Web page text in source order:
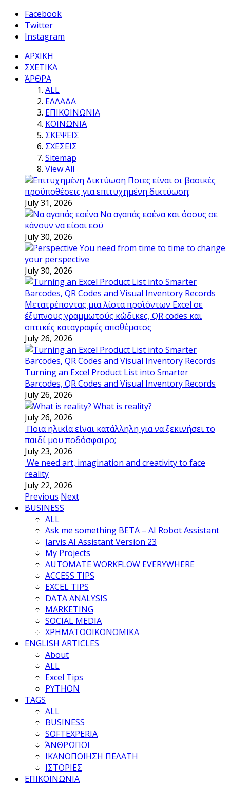
Facebook
Twitter
Instagram
ΑΡΧΙΚΗ
ΣΧΕΤΙΚΑ
ΆΡΘΡΑ
ALL
ΕΛΛΑΔΑ
ΕΠΙΚΟΙΝΩΝΙΑ
ΚΟΙΝΩΝΙΑ
ΣΚΕΨΕΙΣ
ΣΧΕΣΕΙΣ
Sitemap
View All
Ποιες είναι οι βασικές
προϋποθέσεις για επιτυχημένη δικτύωση;
July 31, 2026
Να αγαπάς εσένα και όσους σε
κάνουν να είσαι εσύ
July 30, 2026
You need from time to time to change
your perspective
July 30, 2026
Μετατρέποντας μια λίστα προϊόντων Excel σε
έξυπνους γραμμωτούς κώδικες, QR codes και
οπτικές καταγραφές αποθέματος
July 26, 2026
Turning an Excel Product List into Smarter
Barcodes, QR Codes and Visual Inventory Records
July 26, 2026
What is reality?
July 26, 2026
Ποια ηλικία είναι κατάλληλη για να ξεκινήσει το
παιδί μου ποδόσφαιρο;
July 23, 2026
We need art, imagination and creativity to face
reality
July 22, 2026
Previous Next
BUSINESS
ALL
Ask me something BETA – AI Robot Assistant
Jarvis AI Assistant Version 23
My Projects
AUTOMATE WORKFLOW EVERYWHERE
ACCESS TIPS
EXCEL TIPS
DATA ANALYSIS
MARKETING
SOCIAL MEDIA
ΧΡΗΜΑΤΟΟΙΚΟΝΟΜΙΚΑ
ENGLISH ARTICLES
About
ALL
Excel Tips
PYTHON
TAGS
ALL
BUSINESS
SOFTEXPERIA
ΆΝΘΡΩΠΟΙ
ΙΚΑΝΟΠΟΙΗΣΗ ΠΕΛΑΤΗ
ΙΣΤΟΡΙΕΣ
ΕΠΙΚΟΙΝΩΝΙΑ